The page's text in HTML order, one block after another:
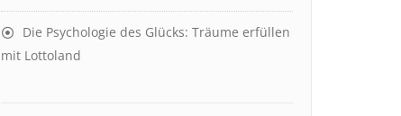
Die Psychologie des Glücks: Träume erfüllen
mit Lottoland